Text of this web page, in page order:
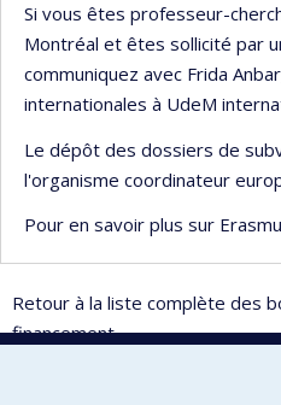
Si vous êtes professeur-
Montréal et êtes sollicité par
communiquez avec Frida
internationales à UdeM
Le dépôt des dossiers de
l'organisme coordinateur
Pour en savoir plus sur
Retour à la liste complète des
financement